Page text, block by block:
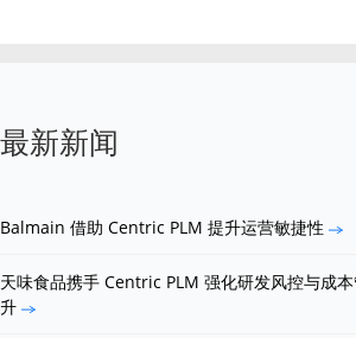
最新新闻
Balmain 借助 Centric PLM 提升运营敏捷性
天味食品携手 Centric PLM 强化研发风控与成
升